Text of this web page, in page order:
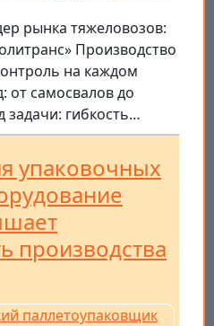
рынка тяжеловозов:
Производство
на каждом
от самосвалов до
задачи: гибкость…
упаковочных
производства